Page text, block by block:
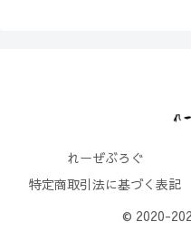
れーぜぶろぐ
特定商取引法に基づく表記
© 2020-